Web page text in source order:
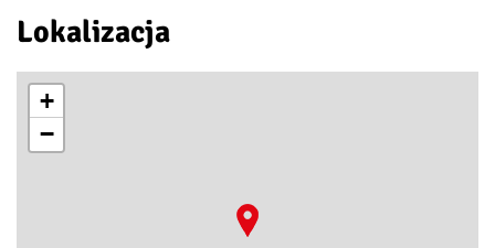
Lokalizacja
+
−